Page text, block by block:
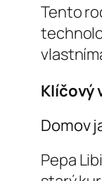
Tento
Klíčový
Domov
Pepa